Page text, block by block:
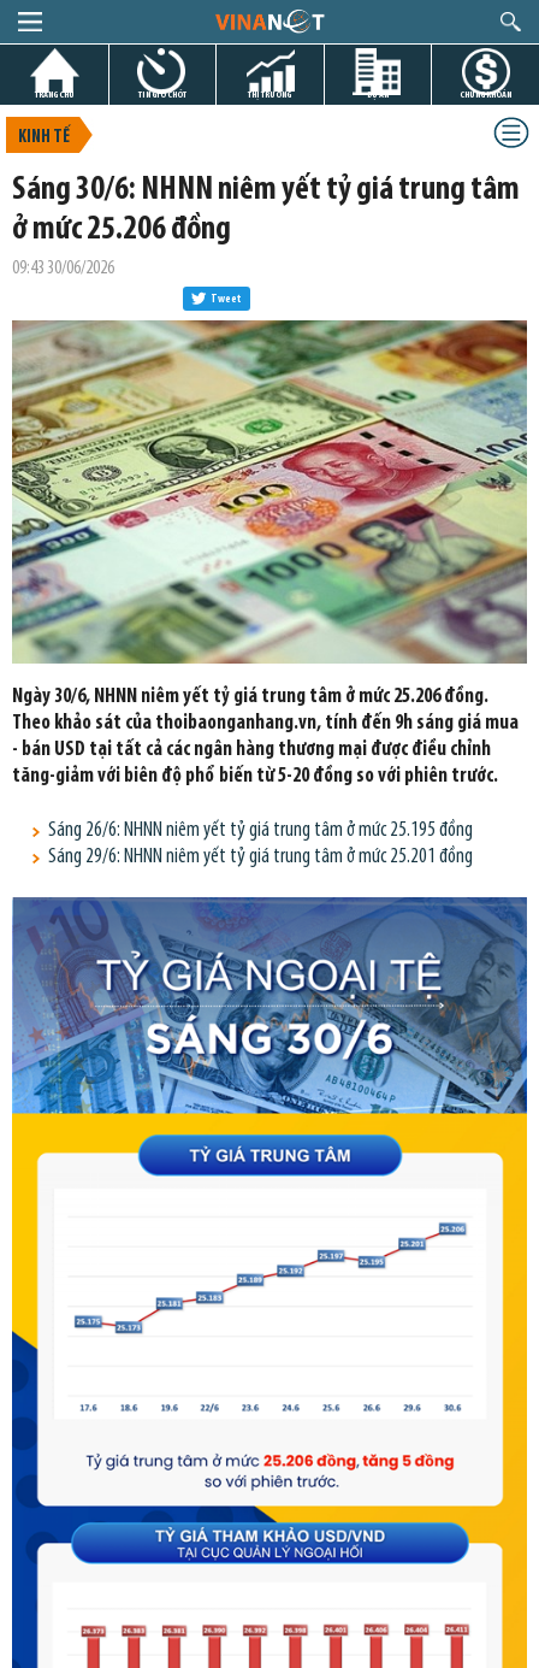
TRANG CHỦ TIN GIỜ CHÓT THỊ TRƯỜNG DỰ ÁN CHỨNG KHOÁN
KINH TẾ
Sáng 30/6: NHNN niêm yết tỷ giá trung tâm
ở mức 25.206 đồng
09:43 30/06/2026
Tweet
Ngày 30/6, NHNN niêm yết tỷ giá trung tâm ở mức 25.206 đồng.
Theo khảo sát của thoibaonganhang.vn, tính đến 9h sáng giá mua
- bán USD tại tất cả các ngân hàng thương mại được điều chỉnh
tăng-giảm với biên độ phổ biến từ 5-20 đồng so với phiên trước.
Sáng 26/6: NHNN niêm yết tỷ giá trung tâm ở mức 25.195 đồng
Sáng 29/6: NHNN niêm yết tỷ giá trung tâm ở mức 25.201 đồng